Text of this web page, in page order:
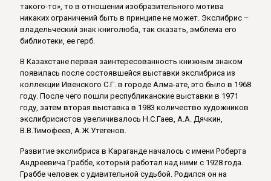
такого-то», то в отношении изобразительного мотива
никаких ограничений быть в принципе не может. Экслибрис –
владельческий знак книголюба, так сказать, эмблема его
библиотеки, ее герб.
В Казахстане первая заинтересованность книжным знаком
появилась после состоявшейся выставки экслибриса из
коллекции Ивенского С.Г. в городе Алма-ате, это было в 1968
году. После чего пошли республиканские выставки в 1971
году, затем вторая выставка в 1983 количество художников
экслибрисистов увеличивалось Н.С.Гаев, А.А. Дячкин,
В.В.Тимофеев, А.Ж.Утегенов.
Развитие экслибриса в Караганде началось с имени Роберта
Андреевича Граббе, который работал над ними с 1928 года.
Граббе человек с удивительной судьбой. Родился он на